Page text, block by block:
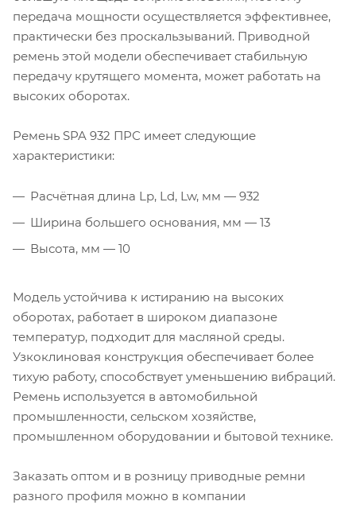
передача мощности осуществляется эффективнее,
практически без проскальзываний. Приводной
ремень этой модели обеспечивает стабильную
передачу крутящего момента, может работать на
высоких оборотах.
Ремень SPA 932 ПРС имеет следующие
характеристики:
Расчётная длина Lp, Ld, Lw, мм — 932
Ширина большего основания, мм — 13
Высота, мм — 10
Модель устойчива к истиранию на высоких
оборотах, работает в широком диапазоне
температур, подходит для масляной среды.
Узкоклиновая конструкция обеспечивает более
тихую работу, способствует уменьшению вибраций.
Ремень используется в автомобильной
промышленности, сельском хозяйстве,
промышленном оборудовании и бытовой технике.
Заказать оптом и в розницу приводные ремни
разного профиля можно в компании